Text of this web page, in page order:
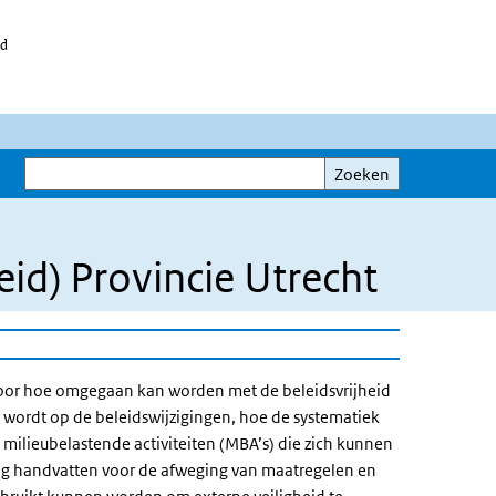
Zoeken
Provincie Utrecht
hoe omgegaan kan worden met de beleidsvrijheid
op de beleidswijzigingen, hoe de systematiek
activiteiten (MBA’s) die zich kunnen
handvatten voor de afweging van maatregelen en